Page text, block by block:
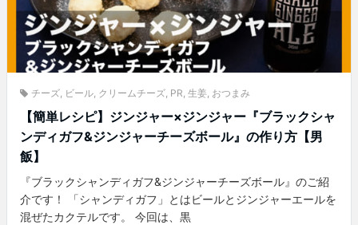
チーズ, ビール, クリームチーズ, PR, 生姜, おつまみ
【簡単レシピ】ジンジャー×ジンジャー『ブラックシャ
ンディガフ&ジンジャーチーズボール』の作り方【男
飯】
『ブラックシャンディガフ&ジンジャーチーズボール』のご紹
介です！ 「シャンディガフ」とはビールとジンジャーエールを
混ぜたカクテルです。 今回は、黒